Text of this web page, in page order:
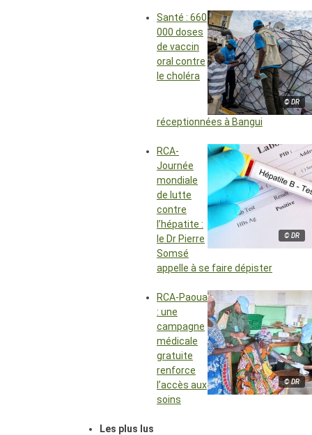
© DR
Santé : 660
000 doses
de vaccin
oral contre
le choléra
réceptionnées à Bangui
© DR
RCA-
Journée
mondiale
de lutte
contre
l’hépatite :
le Dr Pierre
Somsé
appelle à se faire dépister
© DR
RCA-Paoua
: une
campagne
médicale
gratuite
renforce
l’accès aux
soins
Les plus lus